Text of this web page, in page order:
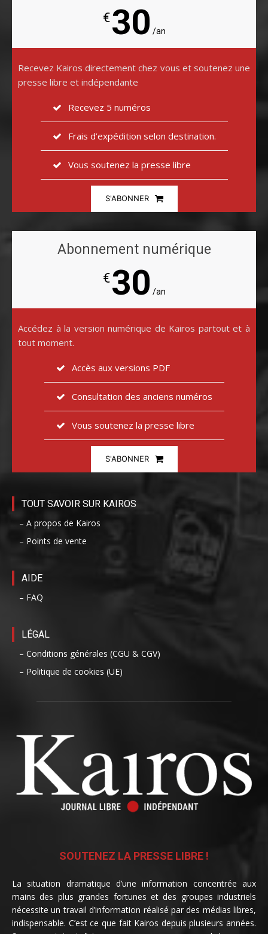
€30 /an
Recevez Kairos directement chez vous et soutenez une
presse libre et indépendante
Recevez 5 numéros
Frais d’expédition selon destination.
Vous soutenez la presse libre
S'ABONNER
Abonnement numérique
€30 /an
Accédez à la version numérique de Kairos partout et à
tout moment.
Accès aux versions PDF
Consultation des anciens numéros
Vous soutenez la presse libre
S'ABONNER
TOUT SAVOIR SUR KAIROS
– A propos de Kairos
– Points de vente
AIDE
– FAQ
LÉGAL
– Conditions générales (CGU & CGV)
– Politique de cookies (UE)
SOUTENEZ LA PRESSE LIBRE !
La situation dramatique d’une information concentrée aux
mains des plus grandes fortunes et des groupes industriels
nécessite un travail d’information réalisé par des médias libres,
indispensable. C’est ce que fait Kairos depuis plusieurs années.